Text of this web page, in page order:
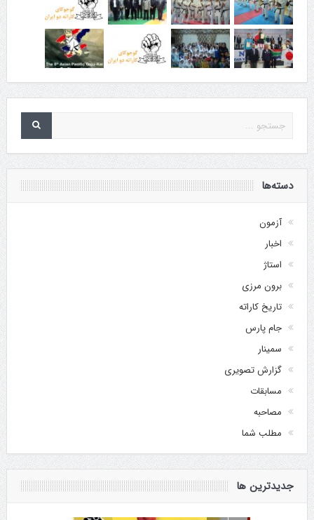
دسته‌ها
آزمون
اخبار
استاژ
برون مرزی
تاریخ کاراته
جام پارس
سمینار
گزارش تصویری
مسابقات
مصاحبه
مطلب شما
جدیدترین ها